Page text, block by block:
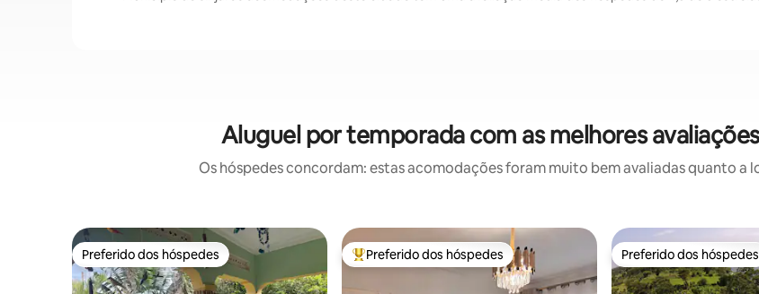
Aluguel por temporada com as melhores
Os hóspedes concordam: estas acomodações foram muito bem avaliadas quanto a
Preferido dos hóspedes
Preferido dos hóspedes Entre os melhores preferidos dos hóspedes
Preferido dos hóspedes Preferido dos hóspedes
Preferido dos hóspedes